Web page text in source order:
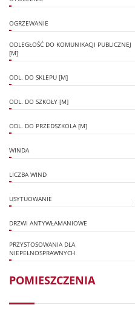
OGRZEWANIE
ODLEGŁOŚĆ DO KOMUNIKACJI PUBLICZNEJ
[M]
ODL. DO SKLEPU [M]
ODL. DO SZKOŁY [M]
ODL. DO PRZEDSZKOLA [M]
WINDA
LICZBA WIND
USYTUOWANIE
DRZWI ANTYWŁAMANIOWE
PRZYSTOSOWANIA DLA
NIEPEŁNOSPRAWNYCH
POMIESZCZENIA